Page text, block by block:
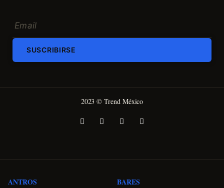
SUSCRIBIRSE
2023 © Trend México
ANTROS BARES